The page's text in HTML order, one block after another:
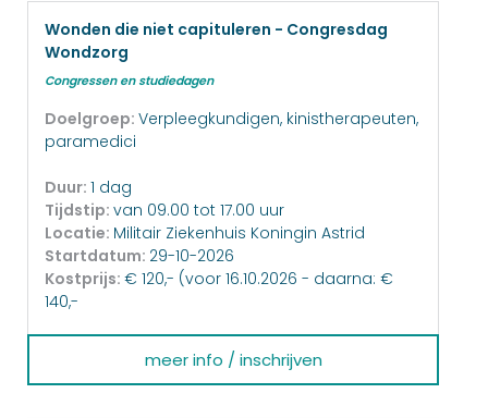
Wonden die niet capituleren - Congresdag
Wondzorg
Congressen en studiedagen
Doelgroep: Verpleegkundigen, kinistherapeuten,
paramedici
Duur: 1 dag
Tijdstip: van 09.00 tot 17.00 uur
Locatie: Militair Ziekenhuis Koningin Astrid
Startdatum: 29-10-2026
Kostprijs: € 120,- (voor 16.10.2026 - daarna: €
140,-
meer info / inschrijven